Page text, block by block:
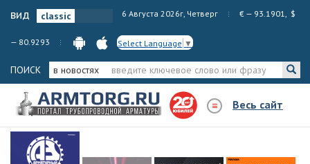
вид 6 Августа 2026г, Четверг € — 93.1901, $
— 80.9293 Select Language ▼
ПОИСК в новостях
Весь сайт